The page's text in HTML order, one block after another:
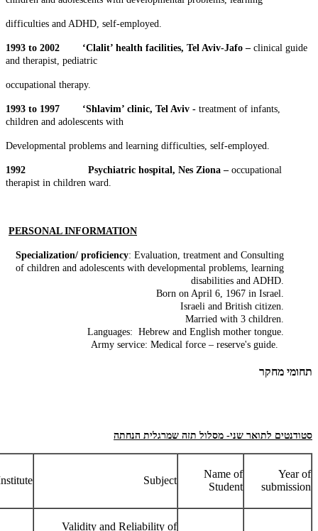
difficulties and ADHD, self-employed.
1993 to 2002 ‘Clalit’ health facilities, Tel Aviv-Jafo – clinical guide
and therapist, pediatric
occupational therapy.
1993 to 1997 ‘Shlavim’ clinic, Tel Aviv - treatment of infants,
children and adolescents with
Developmental problems and learning difficulties, self-employed.
1992 Psychiatric hospital, Nes Ziona – occupational
therapist in children ward.
PERSONAL INFORMATION
Specialization/ proficiency: Evaluation, treatment and Consulting
of children and adolescents with developmental problems, learning
disabilities and ADHD.
Born on April 6, 1967 in Israel.
Israeli and British citizen.
Married with 3 children.
Languages: Hebrew and English mother tongue.
Army service: Medical force – reserve's guide.
תחומי מחקר
סטודנטים לתואר שני- מסלול תזה שמרגלית הנחתה
Year of
submission
Name of
Student
Subject
Validity and Reliability of